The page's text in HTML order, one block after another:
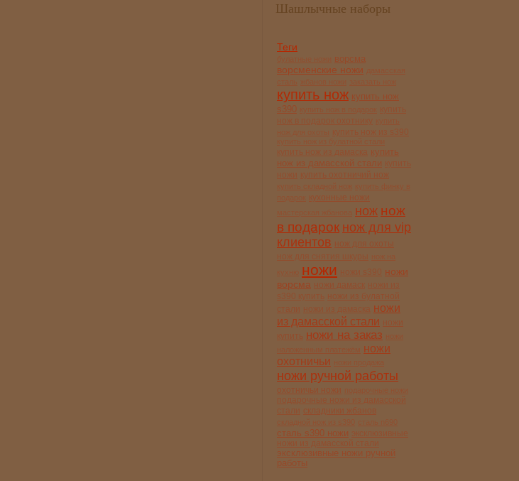
Шашлычные наборы
Теги
ворсма
ворсменские ножи
купить нож купить нож
s390
купить
нож из дамасской стали
купить охотничий нож
кухонные ножи
нож нож
в подарок нож для vip
клиентов нож для охоты
ножи
ножи
ворсма
ножи дамаск
ножи из булатной
стали
ножи
из дамасской стали
ножи
купить
ножи на заказ
ножи
охотничьи
ножи ручной работы
охотничьи ножи
складники жбанов
сталь s390 ножи
эксклюзивные ножи ручной
работы